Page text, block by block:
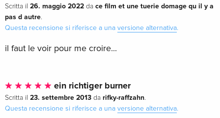
Scritta il 26. maggio 2022 da ce film et une tuerie domage qu il y a
pas d autre.
Questa recensione si riferisce a una versione alternativa.
il faut le voir pour me croire...
ein richtiger burner
Scritta il 23. settembre 2013 da rifky-raffzahn.
Questa recensione si riferisce a una versione alternativa.